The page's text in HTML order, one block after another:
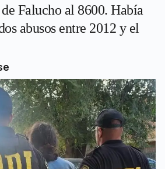
Falucho al 8600. Había
abusos entre 2012 y el